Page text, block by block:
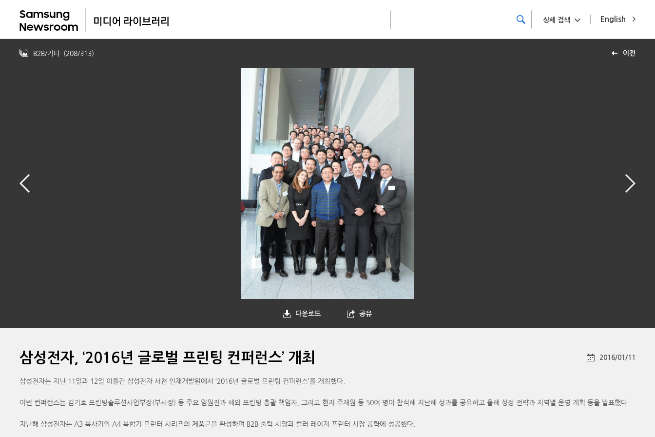
English
상세 검색
이전
B2B/기타 (208/313)
다운로드 공유
삼성전자, ‘2016년 글로벌 프린팅 컨퍼런스’ 개최 2016/01/11
삼성전자는 지난 11일과 12일 이틀간 삼성전자 서천 인재개발원에서 ‘2016년 글로벌 프린팅 컨퍼런스’를 개최했다.
이번 컨퍼런스는 김기호 프린팅솔루션사업부장(부사장) 등 주요 임원진과 해외 프린팅 총괄 책임자, 그리고 현지 주재원 등 50여 명이 참석해 지난해 성과를 공유하고 올해 성장 전략과 지역별 운영 계획 등을 발표했다.
지난해 삼성전자는 A3 복사기와 A4 복합기·프린터 시리즈의 제품군을 완성하며 B2B 출력 시장과 컬러 레이저 프린터 시장 공략에 성공했다.